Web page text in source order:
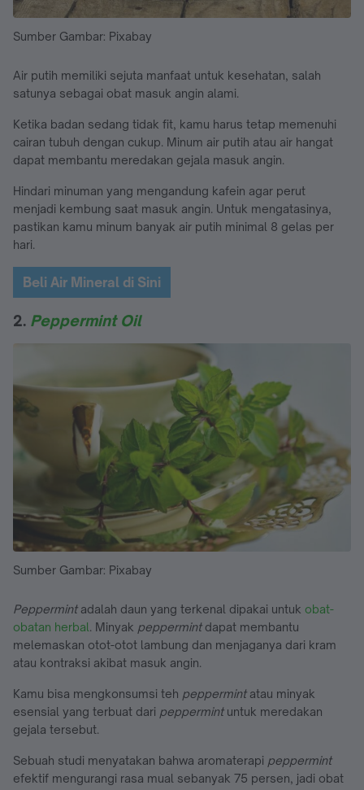
Sumber Gambar: Pixabay
Air putih memiliki sejuta manfaat untuk kesehatan, salah
satunya sebagai obat masuk angin alami.
Ketika badan sedang tidak fit, kamu harus tetap memenuhi
cairan tubuh dengan cukup. Minum air putih atau air hangat
dapat membantu meredakan gejala masuk angin.
Hindari minuman yang mengandung kafein agar perut
menjadi kembung saat masuk angin. Untuk mengatasinya,
pastikan kamu minum banyak air putih minimal 8 gelas per
hari.
Beli Air Mineral di Sini
2. Peppermint Oil
Sumber Gambar: Pixabay
Peppermint adalah daun yang terkenal dipakai untuk obat-
obatan herbal. Minyak peppermintdapat membantu
melemaskan otot-otot lambung dan menjaganya dari kram
atau kontraksi akibat masuk angin.
Kamu bisa mengkonsumsi teh peppermintatau minyak
esensial yang terbuat dari peppermint untuk meredakan
gejala tersebut.
Sebuah studi menyatakan bahwa aromaterapi peppermint
efektif mengurangi rasa mual sebanyak 75 persen, jadi obat